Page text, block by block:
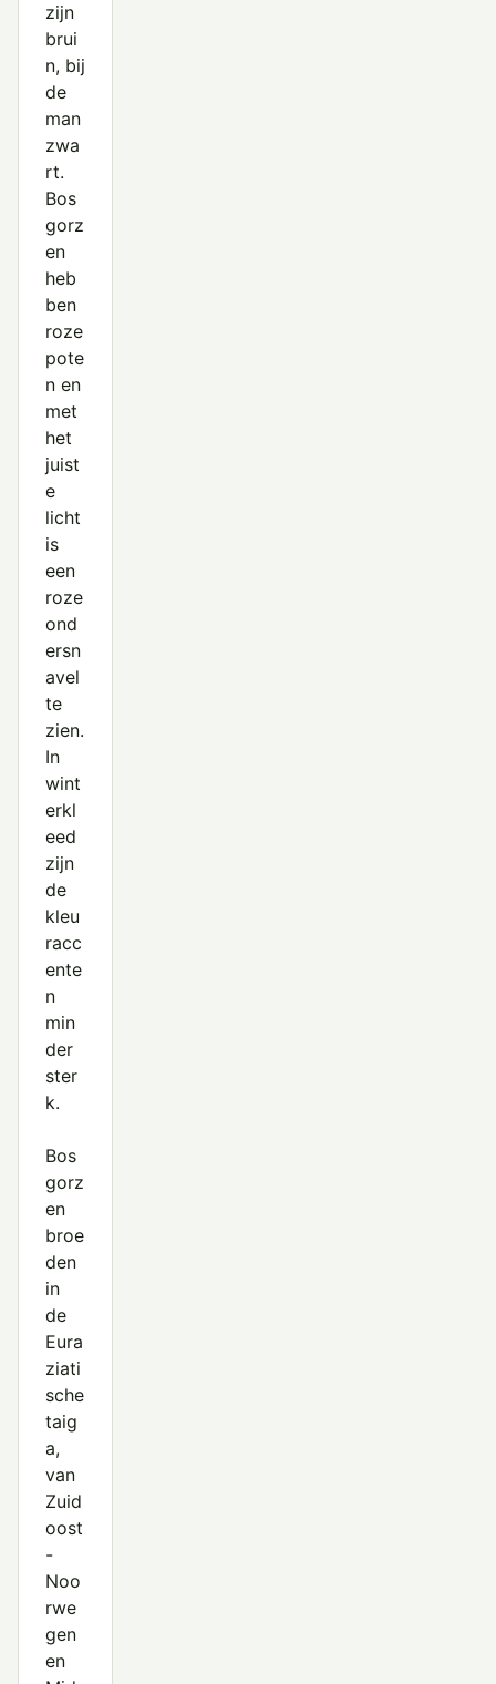
zijn
brui
n, bij
de
man
zwa
rt.
Bos
gorz
en
heb
ben
roze
pote
n en
met
het
juist
e
licht
is
een
roze
ond
ersn
avel
te
zien.
In
wint
erkl
eed
zijn
de
kleu
racc
ente
n
min
der
ster
k.
Bos
gorz
en
broe
den
in
de
Eura
ziati
sche
taig
a,
van
Zuid
oost
-
Noo
rwe
gen
en